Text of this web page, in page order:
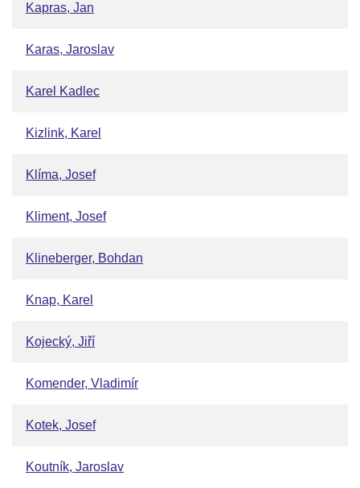
Kapras, Jan
Karas, Jaroslav
Karel Kadlec
Kizlink, Karel
Klíma, Josef
Kliment, Josef
Klineberger, Bohdan
Knap, Karel
Kojecký, Jiří
Komender, Vladimír
Kotek, Josef
Koutník, Jaroslav